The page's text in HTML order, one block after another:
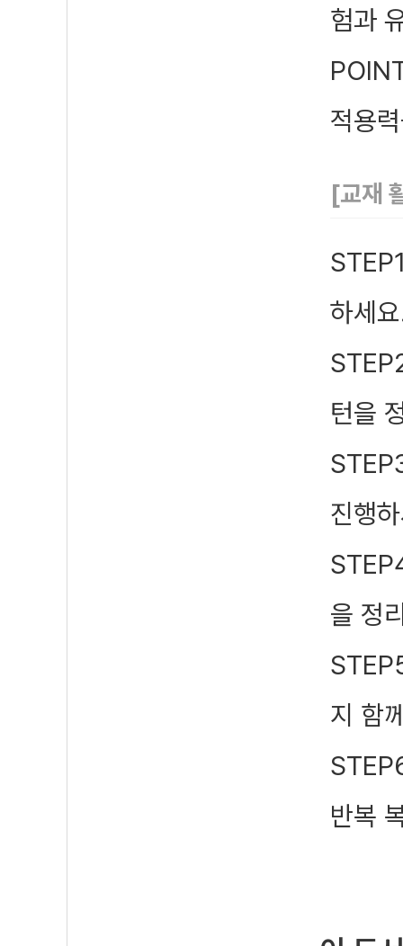
험과
적용
[교재
하세
턴을
진행
을 정
지 함
반복